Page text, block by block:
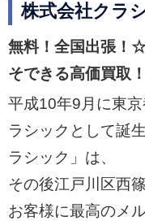
株式会社クラ
無料！全国出張！
そできる高価買
平成10年9月に東
ラシックとして誕
ラシック」は、
その後江戸川区西
お客様に最高のメ